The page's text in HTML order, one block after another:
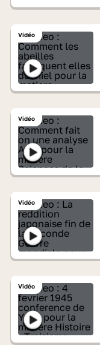
Vidéo
Vidéo
Vidéo
Vidéo